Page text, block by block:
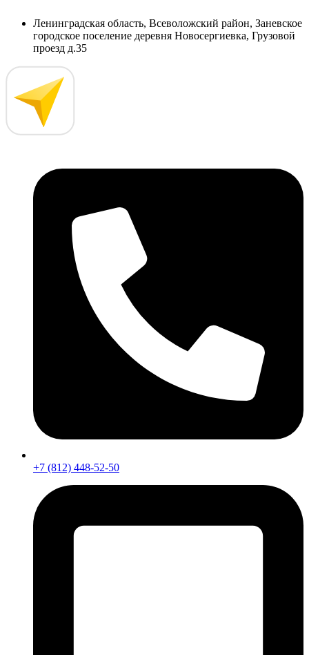
Ленинградская область, Всеволожский район, Заневское
городское поселение деревня Новосергиевка, Грузовой
проезд д.35
+7 (812) 448-52-50